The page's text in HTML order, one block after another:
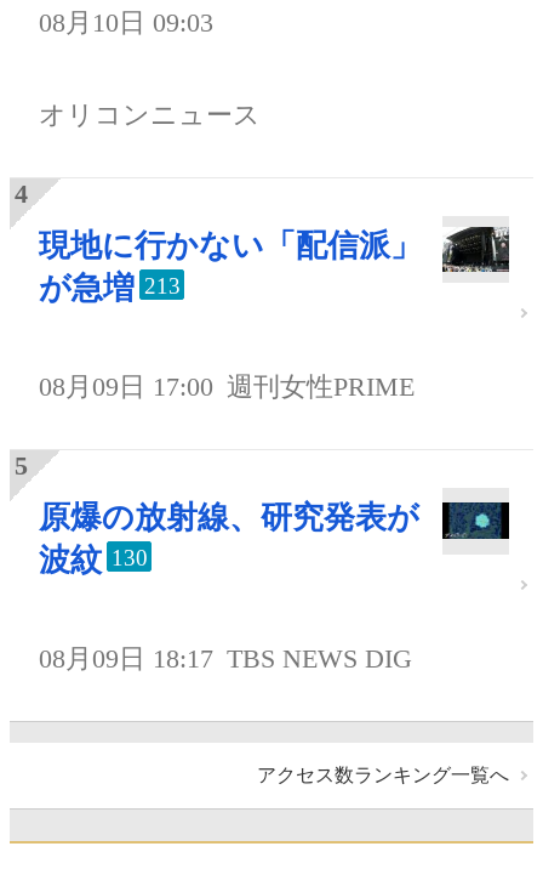
08月10日 09:03
オリコンニュース
現地に行かない「配信派」
が急増 213
08月09日 17:00 週刊女性PRIME
原爆の放射線、研究発表が
波紋 130
08月09日 18:17 TBS NEWS DIG
アクセス数ランキング一覧へ